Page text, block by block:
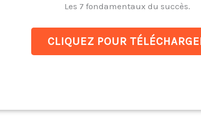
Les 7 fondamentaux du succès.
CLIQUEZ POUR